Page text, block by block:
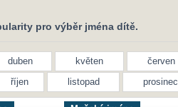
pro výběr jména dítě.
duben květen
červen
říjen listopad prosinec